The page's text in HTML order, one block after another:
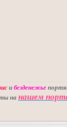
и безденежье
на нашем